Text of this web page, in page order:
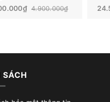
4.900.000₫
SÁCH